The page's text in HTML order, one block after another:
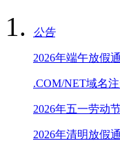
公告
2026年端午放假
.COM/NET域名
2026年五一劳动
2026年清明放假